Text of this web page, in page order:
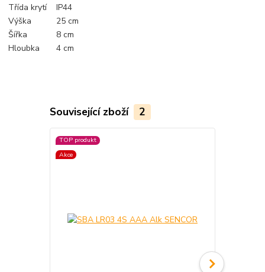
Třída krytí
IP44
Výška
25 cm
Šířka
8 cm
Hloubka
4 cm
Související zboží 2
TOP produkt
Akce